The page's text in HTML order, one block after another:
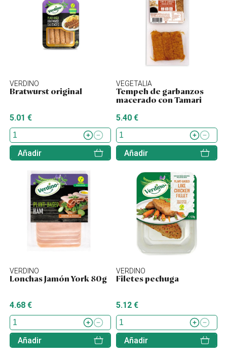
VERDINO
Bratwurst original
5.01 €
Añadir
VEGETALIA
Tempeh de garbanzos
macerado con Tamari
5.40 €
Añadir
VERDINO
Lonchas Jamón York 80g
4.68 €
Añadir
VERDINO
Filetes pechuga
5.12 €
Añadir